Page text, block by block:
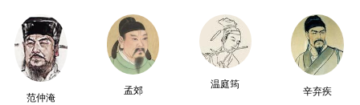
范仲淹
孟郊
温庭筠
辛弃疾